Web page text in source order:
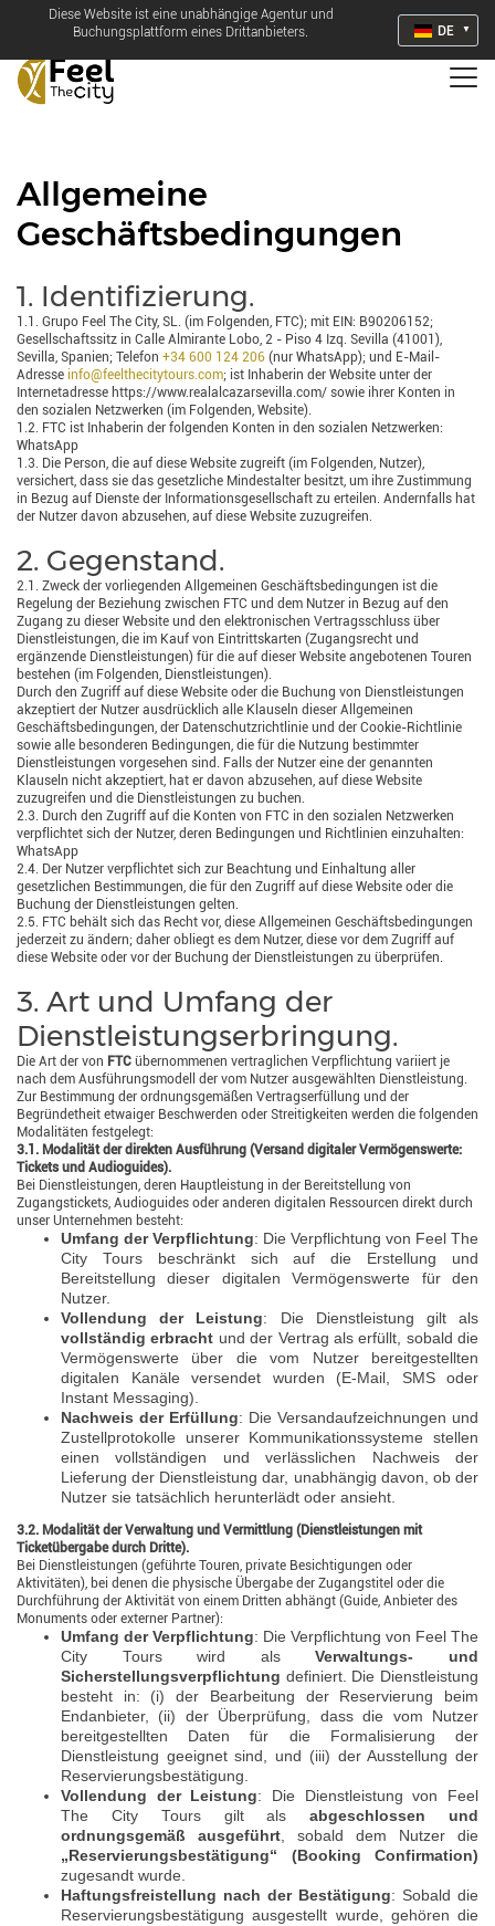
Diese Website ist eine unabhängige Agentur und
Buchungsplattform eines Drittanbieters.
DE
Allgemeine
Geschäftsbedingungen
1. Identifizierung.
1.1. Grupo Feel The City, SL. (im Folgenden, FTC); mit EIN: B90206152;
Gesellschaftssitz in Calle Almirante Lobo, 2 - Piso 4 Izq. Sevilla (41001),
Sevilla, Spanien; Telefon +34 600 124 206 (nur WhatsApp); und E-Mail-
Adresse info@feelthecitytours.com; ist Inhaberin der Website unter der
Internetadresse https://www.realalcazarsevilla.com/ sowie ihrer Konten in
den sozialen Netzwerken (im Folgenden, Website).
1.2. FTC ist Inhaberin der folgenden Konten in den sozialen Netzwerken:
WhatsApp
1.3. Die Person, die auf diese Website zugreift (im Folgenden, Nutzer),
versichert, dass sie das gesetzliche Mindestalter besitzt, um ihre Zustimmung
in Bezug auf Dienste der Informationsgesellschaft zu erteilen. Andernfalls hat
der Nutzer davon abzusehen, auf diese Website zuzugreifen.
2. Gegenstand.
2.1. Zweck der vorliegenden Allgemeinen Geschäftsbedingungen ist die
Regelung der Beziehung zwischen FTC und dem Nutzer in Bezug auf den
Zugang zu dieser Website und den elektronischen Vertragsschluss über
Dienstleistungen, die im Kauf von Eintrittskarten (Zugangsrecht und
ergänzende Dienstleistungen) für die auf dieser Website angebotenen Touren
bestehen (im Folgenden, Dienstleistungen).
Durch den Zugriff auf diese Website oder die Buchung von Dienstleistungen
akzeptiert der Nutzer ausdrücklich alle Klauseln dieser Allgemeinen
Geschäftsbedingungen, der Datenschutzrichtlinie und der Cookie-Richtlinie
sowie alle besonderen Bedingungen, die für die Nutzung bestimmter
Dienstleistungen vorgesehen sind. Falls der Nutzer eine der genannten
Klauseln nicht akzeptiert, hat er davon abzusehen, auf diese Website
zuzugreifen und die Dienstleistungen zu buchen.
2.3. Durch den Zugriff auf die Konten von FTC in den sozialen Netzwerken
verpflichtet sich der Nutzer, deren Bedingungen und Richtlinien einzuhalten:
WhatsApp
2.4. Der Nutzer verpflichtet sich zur Beachtung und Einhaltung aller
gesetzlichen Bestimmungen, die für den Zugriff auf diese Website oder die
Buchung der Dienstleistungen gelten.
2.5. FTC behält sich das Recht vor, diese Allgemeinen Geschäftsbedingungen
jederzeit zu ändern; daher obliegt es dem Nutzer, diese vor dem Zugriff auf
diese Website oder vor der Buchung der Dienstleistungen zu überprüfen.
3. Art und Umfang der
Dienstleistungserbringung.
Die Art der von FTC übernommenen vertraglichen Verpflichtung variiert je
nach dem Ausführungsmodell der vom Nutzer ausgewählten Dienstleistung.
Zur Bestimmung der ordnungsgemäßen Vertragserfüllung und der
Begründetheit etwaiger Beschwerden oder Streitigkeiten werden die folgenden
Modalitäten festgelegt:
3.1. Modalität der direkten Ausführung (Versand digitaler Vermögenswerte:
Tickets und Audioguides).
Bei Dienstleistungen, deren Hauptleistung in der Bereitstellung von
Zugangstickets, Audioguides oder anderen digitalen Ressourcen direkt durch
unser Unternehmen besteht:
Umfang der Verpflichtung: Die Verpflichtung von Feel The
City Tours beschränkt sich auf die Erstellung und
Bereitstellung dieser digitalen Vermögenswerte für den
Nutzer.
Vollendung der Leistung: Die Dienstleistung gilt als
vollständig erbracht und der Vertrag als erfüllt, sobald die
Vermögenswerte über die vom Nutzer bereitgestellten
digitalen Kanäle versendet wurden (E-Mail, SMS oder
Instant Messaging).
Nachweis der Erfüllung: Die Versandaufzeichnungen und
Zustellprotokolle unserer Kommunikationssysteme stellen
einen vollständigen und verlässlichen Nachweis der
Lieferung der Dienstleistung dar, unabhängig davon, ob der
Nutzer sie tatsächlich herunterlädt oder ansieht.
3.2. Modalität der Verwaltung und Vermittlung (Dienstleistungen mit
Ticketübergabe durch Dritte).
Bei Dienstleistungen (geführte Touren, private Besichtigungen oder
Aktivitäten), bei denen die physische Übergabe der Zugangstitel oder die
Durchführung der Aktivität von einem Dritten abhängt (Guide, Anbieter des
Monuments oder externer Partner):
Umfang der Verpflichtung: Die Verpflichtung von Feel The
City Tours wird alsVerwaltungs- und
Sicherstellungsverpflichtung definiert. Die Dienstleistung
besteht in: (i) der Bearbeitung der Reservierung beim
Endanbieter, (ii) der Überprüfung, dass die vom Nutzer
bereitgestellten Daten für die Formalisierung der
Dienstleistung geeignet sind, und (iii) der Ausstellung der
Reservierungsbestätigung.
Vollendung der Leistung: Die Dienstleistung von Feel
The City Tours gilt alsabgeschlossen und
ordnungsgemäß ausgeführt, sobald dem Nutzer die
„Reservierungsbestätigung“ (Booking Confirmation)
zugesandt wurde.
Haftungsfreistellung nach der Bestätigung: Sobald die
Reservierungsbestätigung ausgestellt wurde, gehören die